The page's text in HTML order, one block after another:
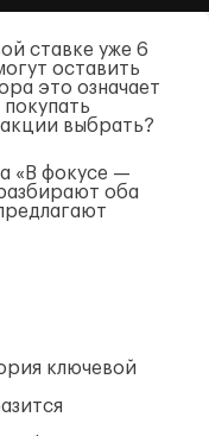
ставке уже 6
оставить
это означает
выбрать?
«В фокусе —
оба
ключевой